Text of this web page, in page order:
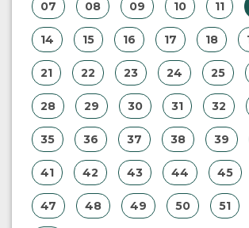
07 08 09 10 11
14 15 16 17 18
21 22 23 24 25
28 29 30 31 32
35 36 37 38 39
41 42 43 44 45
47 48 49 50 51